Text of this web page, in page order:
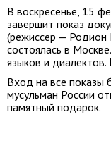
В воскресенье, 15
завершит показ
(режиссер — Родион
состоялась в
языков и
Вход на все показы
мусульман России
памятный подарок.